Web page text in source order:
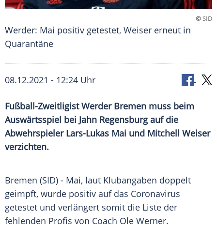
©SID
Werder: Mai positiv getestet, Weiser erneut in
Quarantäne
08.12.2021 - 12:24 Uhr
Fußball-ZweitligistWerder Bremen muss beim
Auswärtsspiel bei Jahn Regensburgauf die
Abwehrspieler Lars-Lukas Mai und Mitchell Weiser
verzichten.
Bremen (SID) - Mai, laut Klubangaben doppelt
geimpft, wurde positiv auf das Coronavirus
getestet und verlängert somit die Liste der
fehlenden Profis von Coach Ole Werner.